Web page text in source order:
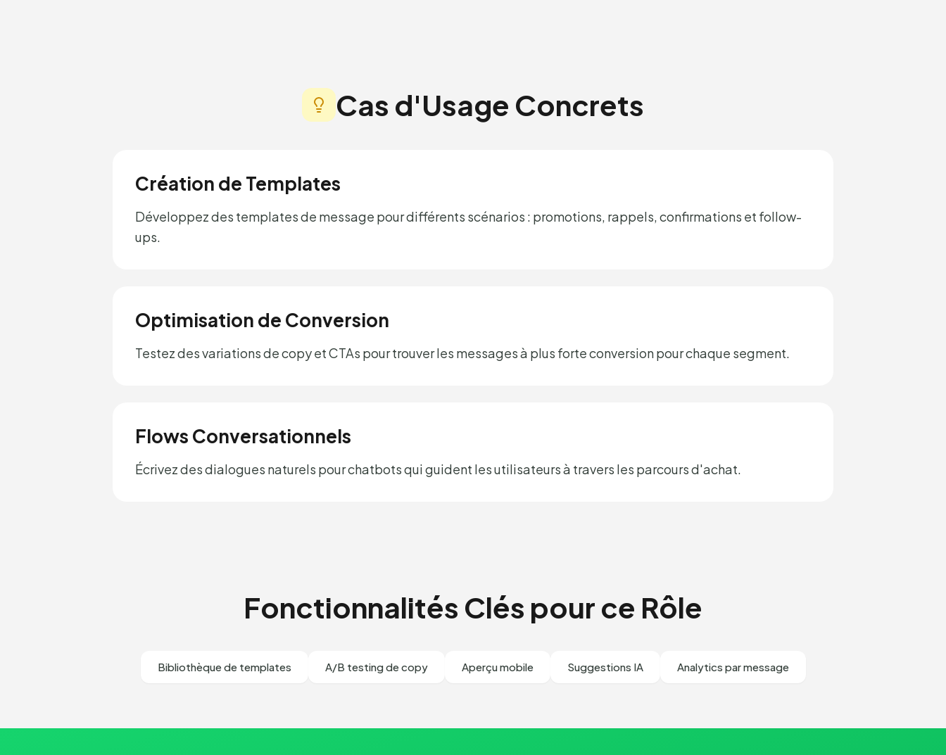
Cas d'Usage Concrets
Création de Templates
Développez des templates de message pour différents scénarios : promotions, rappels, confirmations et follow-
ups.
Optimisation de Conversion
Testez des variations de copy et CTAs pour trouver les messages à plus forte conversion pour chaque segment.
Flows Conversationnels
Écrivez des dialogues naturels pour chatbots qui guident les utilisateurs à travers les parcours d'achat.
Fonctionnalités Clés pour ce Rôle
Bibliothèque de templates A/B testing de copy Aperçu mobile Suggestions IA Analytics par message